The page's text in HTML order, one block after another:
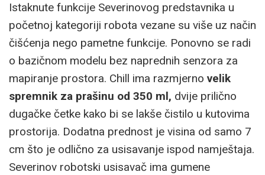
Istaknute funkcije Severinovog predstavnika u
početnoj kategoriji robota vezane su više uz način
čišćenja nego pametne funkcije. Ponovno se radi
o bazičnom modelu bez naprednih senzora za
mapiranje prostora. Chill ima razmjerno velik
spremnik za prašinu od 350 ml, dvije prilično
dugačke četke kako bi se lakše čistilo u kutovima
prostorija. Dodatna prednost je visina od samo 7
cm što je odlično za usisavanje ispod namještaja.
Severinov robotski usisavač ima gumene